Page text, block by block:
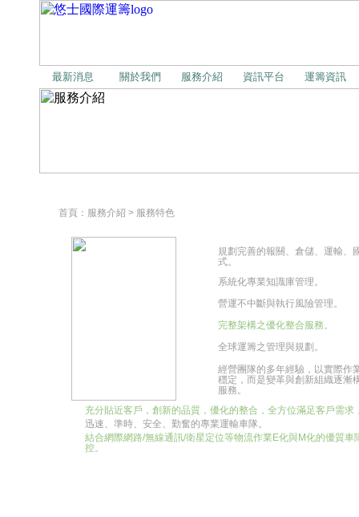
最新消息 關於我們 服務介紹 資訊平台 運籌資訊
首頁：服務介紹 > 服務特色
規劃完善的報關、倉儲、運輸、
式。
系統化專業知識庫管理。
營運不中斷與執行風險管理。
完整架構之優化整合服務。
全球運籌之管理與規劃。
經營團隊的多年經驗，以實際作
穩定，而是變革與創新組織逐漸
服務。
充分貼近客戶，創新的品質，優化的整合，全方位滿足客戶需
迅速、準時、安全、勤奮的專業運輸車隊。
結合網際網路/無線通訊/衛星定位等物流作業E化與M化的優質
控。